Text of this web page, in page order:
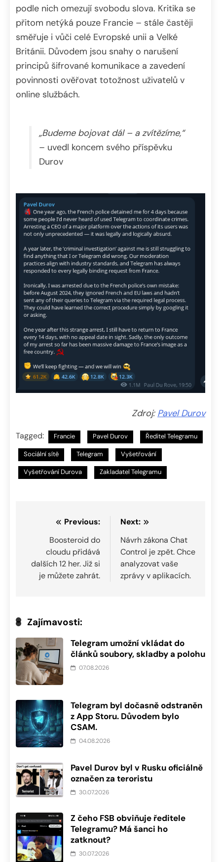
podle nich omezují svobodu slova. Kritika se
přitom netýká pouze Francie – stále častěji
směřuje i vůči celé Evropské unii a Velké
Británii. Důvodem jsou snahy o narušení
principů šifrované komunikace a zavedení
povinnosti ověřovat totožnost uživatelů v
online službách.
„Budeme bojovat dál – a zvítězíme,“
– uvedl koncem svého příspěvku
Durov
Zdroj: Pavel Durov
Tagged: Francie Pavel Durov Ředitel Telegramu
Sociální sítě Telegram Vyšetřování
Vyšetřování Durova Zakladatel Telegramu
Navigace
příspěvek
Previous:
Boosteroid do
cloudu přidává
dalších 12 her. Již si
je můžete zahrát.
Next:
Návrh zákona Chat
Control je zpět. Chce
analyzovat vaše
zprávy v aplikacích.
Zajímavosti:
Telegram umožní vkládat do
článků soubory, skladby a polohu
07.08.2026
Telegram byl dočasně odstraněn
z App Storu. Důvodem bylo
CSAM.
04.08.2026
Pavel Durov byl v Rusku oficiálně
označen za teroristu
30.07.2026
Z čeho FSB obviňuje ředitele
Telegramu? Má šanci ho
zatknout?
30.07.2026